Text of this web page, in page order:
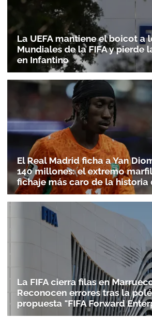
La UEFA mantiene el boicot a
Mundiales de la FIFA y pierde
en Infantino
El Real Madrid ficha a Yan
140 millones: el extremo
fichaje más caro de la historia
La FIFA cierra filas en
Reconocen errores tras la
propuesta "FIFA Forward